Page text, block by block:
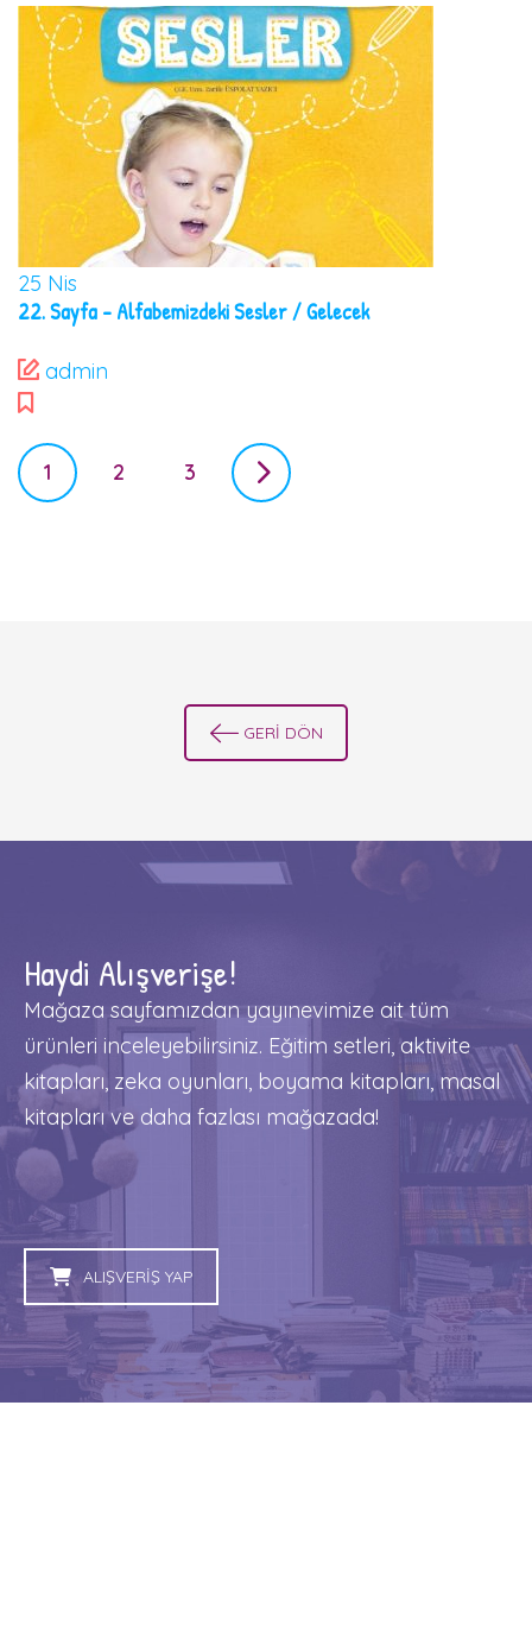
25 Nis
22. Sayfa – Alfabemizdeki Sesler / Gelecek
admin
P
o
a
o
n
1 2 3
GERİ DÖN
Haydi Alışverişe!
Mağaza sayfamızdan yayınevimize ait tüm
ürünleri inceleyebilirsiniz. Eğitim setleri, aktivite
kitapları, zeka oyunları, boyama kitapları, masal
kitapları ve daha fazlası mağazada!
ALIŞVERİŞ YAP